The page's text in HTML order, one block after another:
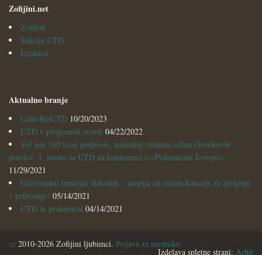
Zofijini.net
Zofijini
Sekcija UTD
Učilnica
Aktualno branje
Lista #zaUTD 10/20/2023
UTD v programih strank 04/22/2022
Več kot 160 tisoč podpisov, naslednji vrhunec »Dan človekovih
pravic«, 1. mesto za UTD na konferenci o »Prihodnosti Evrope«
11/29/2021
Univerzalni temeljni dohodek – utopija ali realen koncept za življenje
v prihodnje? 05/14/2021
UTD in prekarnost 04/14/2021
cc 2010-2026 Zofijini ljubimci. Prijava za urednike
Izdelava spletne strani: Arhit